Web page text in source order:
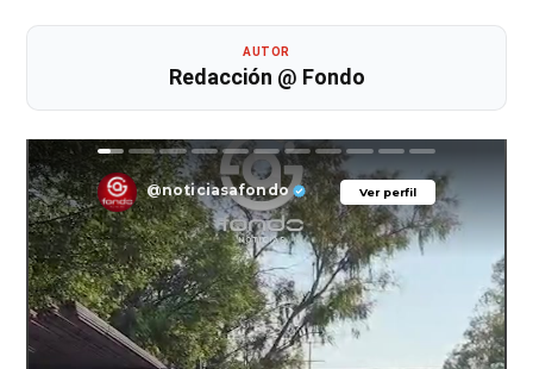
AUTOR
Redacción @ Fondo
Ver perfil
@noticiasafondo Ver perfil